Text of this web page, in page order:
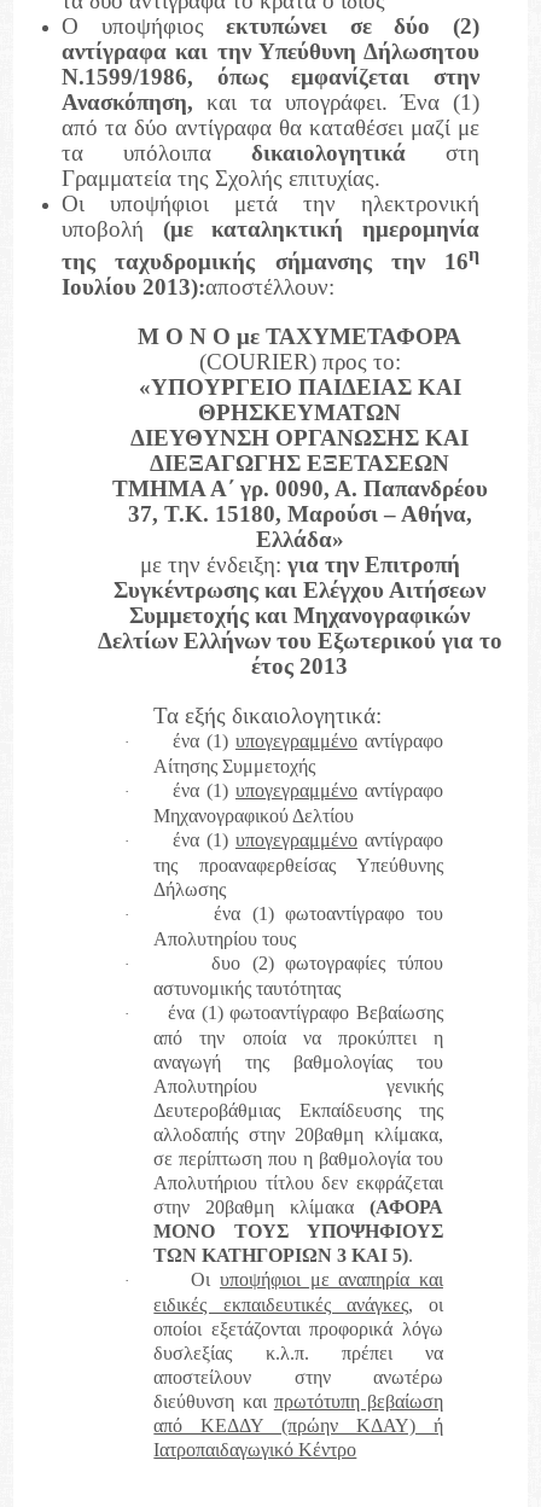
Ο υποψήφιοςεκτυπώνει σε δύο (2)
αντίγραφα και την Υπεύθυνη Δήλωσητου
Ν.1599/1986, όπως εμφανίζεται στην
Ανασκόπηση, και τα υπογράφει. Ένα (1)
από τα δύο αντίγραφα θα καταθέσει μαζί με
τα υπόλοιπα δικαιολογητικάστη
Γραμματεία της Σχολής επιτυχίας.
Οι υποψήφιοι μετά την ηλεκτρονική
υποβολή (με καταληκτική ημερομηνία
της ταχυδρομικής σήμανσης την 16η
Ιουλίου 2013):αποστέλλουν:
Μ Ο Ν Ο με ΤΑΧΥΜΕΤΑΦΟΡΑ
(COURIER) προς το:
«ΥΠΟΥΡΓΕΙΟ ΠΑΙΔΕΙΑΣ ΚΑΙ
ΘΡΗΣΚΕΥΜΑΤΩΝ
ΔΙΕΥΘΥΝΣΗ ΟΡΓΑΝΩΣΗΣ ΚΑΙ
ΔΙΕΞΑΓΩΓΗΣ ΕΞΕΤΑΣΕΩΝ
ΤΜΗΜΑ Α΄ γρ. 0090, Α. Παπανδρέου
37, Τ.Κ. 15180, Μαρούσι – Αθήνα,
Ελλάδα»
με την ένδειξη: για την Επιτροπή
Συγκέντρωσης και Ελέγχου Αιτήσεων
Συμμετοχής και Μηχανογραφικών
Δελτίων Ελλήνων του Εξωτερικού για το
έτος 2013
Τα εξής δικαιολογητικά:
· ένα (1) υπογεγραμμένοαντίγραφο
Αίτησης Συμμετοχής
· ένα (1) υπογεγραμμένοαντίγραφο
Μηχανογραφικού Δελτίου
· ένα (1) υπογεγραμμένοαντίγραφο
της προαναφερθείσας Υπεύθυνης
Δήλωσης
·
ένα (1) φωτοαντίγραφο του
Απολυτηρίου τους
·
δυο (2) φωτογραφίες τύπου
αστυνομικής ταυτότητας
·
ένα (1) φωτοαντίγραφο Βεβαίωσης
από την οποία να προκύπτει η
αναγωγή της βαθμολογίας του
Απολυτηρίου γενικής
Δευτεροβάθμιας Εκπαίδευσης της
αλλοδαπής στην 20βαθμη κλίμακα,
σε περίπτωση που η βαθμολογία του
Απολυτήριου τίτλου δεν εκφράζεται
στην 20βαθμη κλίμακα (ΑΦΟΡΑ
ΜΟΝΟ ΤΟΥΣ ΥΠΟΨΗΦΙΟΥΣ
ΤΩΝ ΚΑΤΗΓΟΡΙΩΝ 3 ΚΑΙ 5).
· Οι υποψήφιοι με αναπηρία και
ειδικές εκπαιδευτικές ανάγκες, οι
οποίοι εξετάζονται προφορικά λόγω
δυσλεξίας κ.λ.π. πρέπει να
αποστείλουν στην ανωτέρω
διεύθυνση και πρωτότυπη βεβαίωση
από ΚΕΔΔΥ (πρώην ΚΔΑΥ) ή
Ιατροπαιδαγωγικό Κέντρο